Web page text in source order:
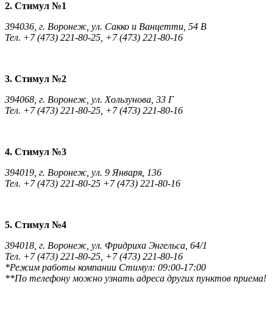
2. Стимул №1
394036, г. Воронеж, ул. Сакко и Ванцетти, 54 В
Тел. +7 (473) 221-80-25, +7 (473) 221-80-16
3. Стимул №2
394068, г. Воронеж, ул. Хользунова, 33 Г
Тел. +7 (473) 221-80-25, +7 (473) 221-80-16
4. Стимул №3
394019, г. Воронеж, ул. 9 Января, 136
Тел. +7 (473) 221-80-25 +7 (473) 221-80-16
5. Стимул №4
394018, г. Воронеж, ул. Фридриха Энгельса, 64/1
Тел. +7 (473) 221-80-25, +7 (473) 221-80-16
*Режим работы компании Стимул: 09:00-17:00
**По телефону можно узнать адреса других пунктов приема!